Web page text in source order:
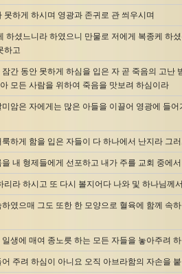
못하게 하시며 영광과 존귀로 관 씌우시며
하셨느니라 하였으니 만물로 저에게 복종케 하
하고
간 동안 못하게 하심을 입은 자 곧 죽음의 고
모든 사람을 위하여 죽음을 맛보려 하심이라
암은 자에게는 많은 아들을 이끌어 영광에 들
하게 함을 입은 자들이 다 하나에서 난지라 그
내 형제들에게 선포하고 내가 주를 교회 중에
리라 하시고 또 다시 볼지어다 나와 및 하나님께
였으매 그도 또한 한 모양으로 혈육에 함께 속
생에 매여 종노릇 하는 모든 자들을 놓아주려 하
주려 하심이 아니요 오직 아브라함의 자손을